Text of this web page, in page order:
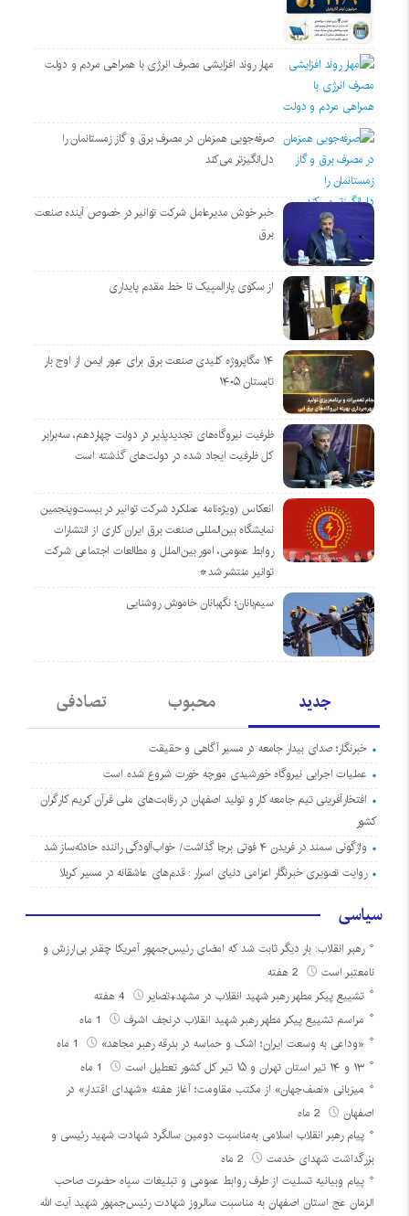
مهار روند افزایشی مصرف انرژی با همراهی مردم و دولت
صرفه‌جویی همزمان در مصرف برق و گاز زمستانمان را
دل‌انگیزتر می‌کند
خبر خوش مدیرعامل شرکت توانیر در خصوص آینده صنعت
برق
از سکوی پارالمپیک تا خط مقدم پایداری
۱۴ مگاپروژه‌ کلیدی صنعت برق برای عبور ایمن از اوج بار
تابستان ۱۴۰۵
ظرفیت نیروگاه‌های تجدیدپذیر در دولت چهاردهم، سه‌برابر
کل ظرفیت ایجاد شده در دولت‌های گذشته است
انعکاس (ویژه‌نامه عملکرد شرکت توانیر در بیست‌وپنجمین
نمایشگاه بین‌المللی صنعت برق ایران کاری از انتشارات
روابط عمومی، امور بین‌الملل و مطالعات اجتماعی شرکت
توانیر منتشر شد*
سیم‌بانان؛ نگهبانان خاموش روشنایی
جدید محبوب تصادفی
خبرنگار؛ صدای بیدار جامعه در مسیر آگاهی و حقیقت
عملیات اجرایی نیروگاه خورشیدی مورچه خورت شروع شده است
افتخارآفرینی تیم جامعه کار و تولید اصفهان در رقابت‌های ملی قرآن کریم کارگران
کشور
واژگونی سمند در فریدن ۴ فوتی برجا گذاشت/ خواب‌آلودگی راننده حادثه‌ساز شد
روایت تصویری خبرنگار اعزامی دنیای اسرار : قدم‌های عاشقانه در مسیر کربلا
سیاسی
رهبر انقلاب: بار دیگر ثابت شد که امضای رئیس‌جمهور آمریکا چقدر بی‌ارزش و
نامعتبر است
تشییع پیکر مطهر رهبر شهید انقلاب در مشهد+تصایر
مراسم تشییع پیکر مطهر رهبر شهید انقلاب درنجف اشرف
«وداعی به وسعت ایران؛ اشک و حماسه در بدرقه رهبر مجاهد»
۱۳ و ۱۴ تیر استان تهران و ۱۵ تیر کل کشور تعطیل است
میزبانی «نصف‌جهان» از مکتب مقاومت؛ آغاز هفته «شهدای اقتدار» در
اصفهان
پیام رهبر انقلاب اسلامی به‌مناسبت دومین سالگرد شهادت شهید رئیسی و
بزرگداشت شهدای خدمت
پیام وبیانیه تسلیت از طرف روابط عمومی و تبلیغات سپاه حضرت صاحب
الزمان عج استان اصفهان به مناسبت سالروز شهادت رئیس‌جمهور شهید آیت الله